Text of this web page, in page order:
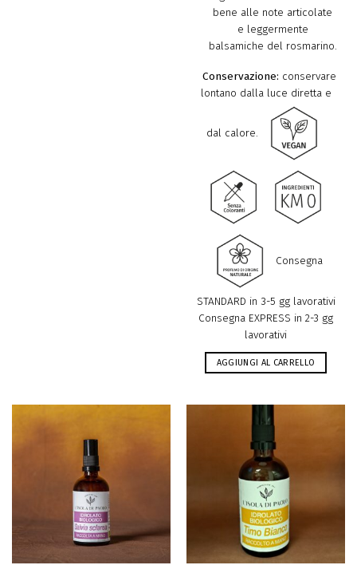
bene alle note articolate
e leggermente
balsamiche del rosmarino.
Conservazione: conservare
lontano dalla luce diretta e
dal calore.
Consegna
STANDARD in 3-5 gg lavorativi
Consegna EXPRESS in 2-3 gg
lavorativi
AGGIUNGI AL CARRELLO